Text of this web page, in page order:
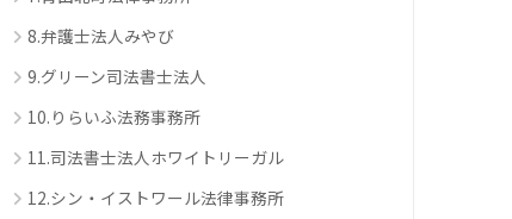
8.弁護士法人みやび
9.グリーン司法書士法人
10.りらいふ法務事務所
11.司法書士法人ホワイトリーガル
12.シン・イストワール法律事務所